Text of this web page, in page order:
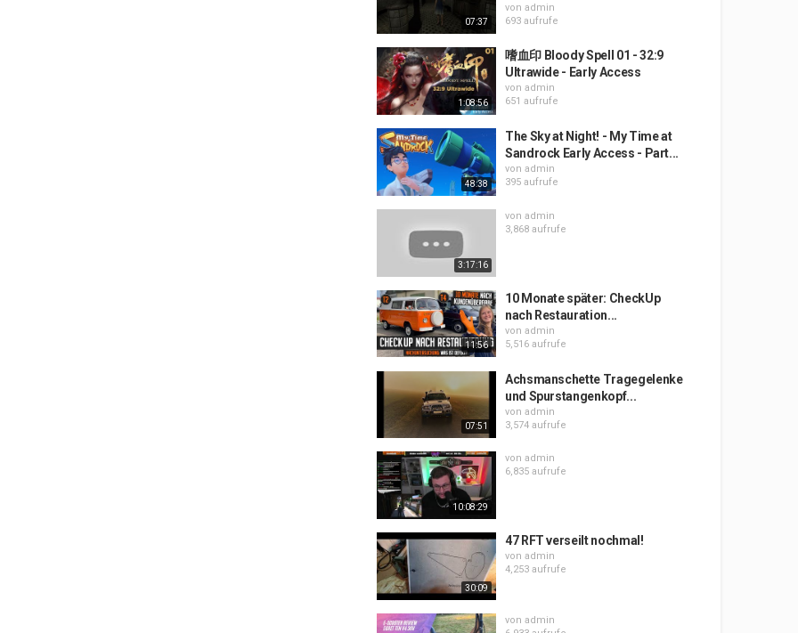
07:37
von admin
693 aufrufe
1:08:56
嗜血印 Bloody Spell 01 - 32:9
Ultrawide - Early Access
von admin
651 aufrufe
48:38
The Sky at Night! - My Time at
Sandrock Early Access - Part...
von admin
395 aufrufe
3:17:16
von admin
3,868 aufrufe
11:56
10 Monate später: CheckUp
nach Restauration...
von admin
5,516 aufrufe
07:51
Achsmanschette Tragegelenke
und Spurstangenkopf...
von admin
3,574 aufrufe
10:08:29
von admin
6,835 aufrufe
30:09
47 RFT verseilt nochmal!
von admin
4,253 aufrufe
von admin